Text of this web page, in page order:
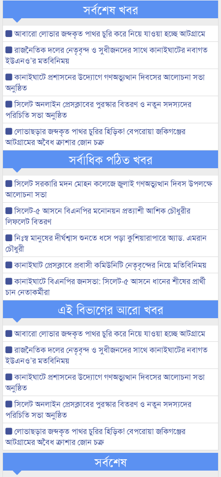
সর্বশেষ খবর
আবারো লোভার জব্দকৃত পাথর চুরি করে নিয়ে যাওয়া হচ্ছে আটগ্রামে
রাজনৈতিক দলের নেতৃবৃন্দ ও সুধীজনদের সাথে কানাইঘাটের নবাগত
ইউএনও’র মতবিনিময়
কানাইঘাটে প্রশাসনের উদ্যোগে গণঅভ্যুত্থান দিবসের আলোচনা সভা
অনুষ্ঠিত
সিলেট অনলাইন প্রেসক্লাবের পুরস্কার বিতরণ ও নতুন সদস্যদের
পরিচিতি সভা অনুষ্ঠিত
লোভাছড়ার জব্দকৃত পাথর চুরির হিড়িক! বেপরোয়া জকিগঞ্জের
আটগ্রামের অবৈধ ক্রাশার জোন চক্র
সর্বাধিক পঠিত খবর
সিলেট সরকারি মদন মোহন কলেজে জুলাই গণঅভ্যুত্থান দিবস উপলক্ষে
আলোচনা সভা
সিলেট-৫ আসনে বিএনপির মনোনয়ন প্রত্যাশী আশিক চৌধুরীর
লিফলেট বিতরণ
নিঃস্ব মানুষের দীর্ঘশ্বাস শুনতে ধসে পড়া কুশিয়ারাপারে অ্যাড. এমরান
চৌধুরী
কানাইঘাট প্রেসক্লাবে প্রবাসী কমিউনিটি নেতৃবৃন্দের নিয়ে মতিবিনিময়
কানাইঘাটে বিএনপির জনসভা: সিলেট-৫ আসনে ধানের শীষের প্রার্থী
চান নেতাকর্মীরা
এই বিভাগের আরো খবর
আবারো লোভার জব্দকৃত পাথর চুরি করে নিয়ে যাওয়া হচ্ছে আটগ্রামে
রাজনৈতিক দলের নেতৃবৃন্দ ও সুধীজনদের সাথে কানাইঘাটের নবাগত
ইউএনও’র মতবিনিময়
কানাইঘাটে প্রশাসনের উদ্যোগে গণঅভ্যুত্থান দিবসের আলোচনা সভা
অনুষ্ঠিত
সিলেট অনলাইন প্রেসক্লাবের পুরস্কার বিতরণ ও নতুন সদস্যদের
পরিচিতি সভা অনুষ্ঠিত
লোভাছড়ার জব্দকৃত পাথর চুরির হিড়িক! বেপরোয়া জকিগঞ্জের
আটগ্রামের অবৈধ ক্রাশার জোন চক্র
সর্বশেষ